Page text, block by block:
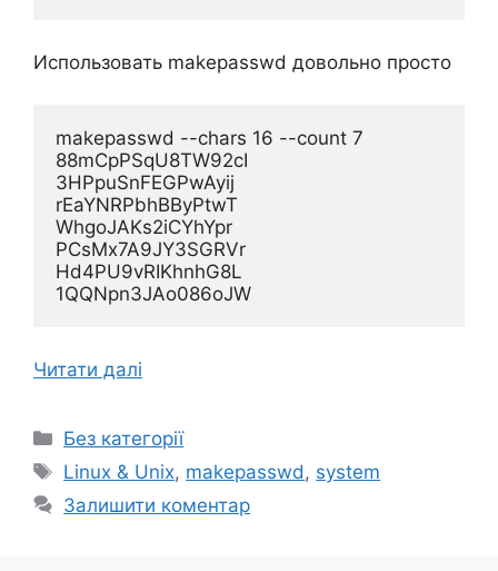
Использовать makepasswd довольно просто
makepasswd --chars 16 --count 7
88mCpPSqU8TW92cI
3HPpuSnFEGPwAyij
rEaYNRPbhBByPtwT
WhgoJAKs2iCYhYpr
PCsMx7A9JY3SGRVr
Hd4PU9vRIKhnhG8L
Читати далі
Категорії
Без категорії
Позначки
Linux & Unix, makepasswd , system
Залишити коментар